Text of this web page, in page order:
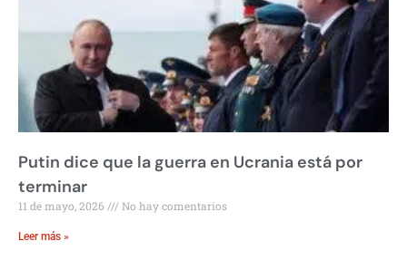
Putin dice que la guerra en Ucrania está por
terminar
11 de mayo, 2026 No hay comentarios
Leer más »